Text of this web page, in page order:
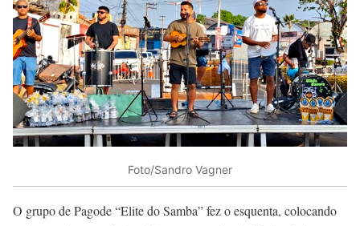
Foto/Sandro Vagner
O grupo de Pagode “Elite do Samba” fez o esquenta, colocando